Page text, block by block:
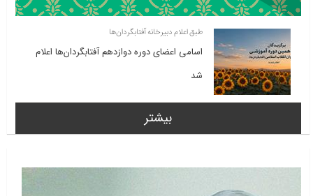
طبق اعلام دبیرخانه آفتابگردان‌ها
اسامی اعضای دوره دوازدهم آفتابگردان‌ها اعلام
شد
بیشتر